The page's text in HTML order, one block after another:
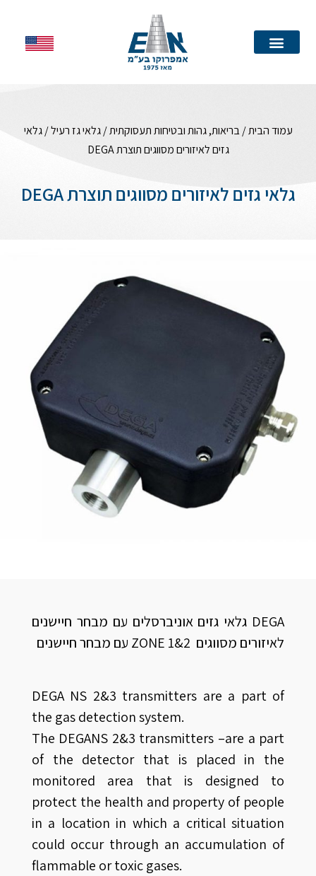
עמוד הבית/בריאות, גהות ובטיחות תעסוקתית/גלאי גז רעיל/ גלאי
גזים לאיזורים מסווגים תוצרת DEGA
גלאי גזים לאיזורים מסווגים תוצרת DEGA
DEGA גלאי גזים אוניברסלים עם מבחר חיישנים
לאיזורים מסווגים ZONE 1&2 עם מבחר חיישנים
DEGA NS 2&3 transmitters are a part of
the gas detection system.
The DEGANS 2&3 transmitters –are a part
of the detector that is placed in the
monitored area that is designed to
protect the health and property of people
in a location in which a critical situation
could occur through an accumulation of
flammable or toxic gases.